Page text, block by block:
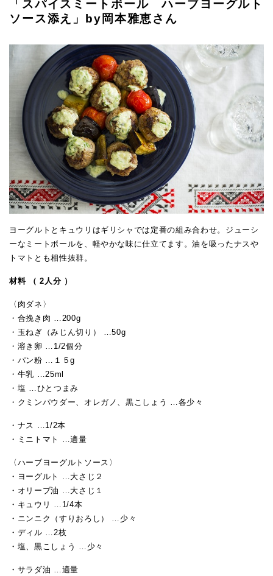
「スパイスミートボール ハーブヨーグルト
ソース添え」by岡本雅恵さん
ヨーグルトとキュウリはギリシャでは定番の組み合わせ。ジューシ
ーなミートボールを、軽やかな味に仕立てます。油を吸ったナスや
トマトとも相性抜群。
材料 （ 2人分 ）
〈肉ダネ〉
・合挽き肉 …200g
・玉ねぎ（みじん切り） …50g
・溶き卵 …1/2個分
・パン粉 …１５g
・牛乳 …25ml
・塩 …ひとつまみ
・クミンパウダー、オレガノ、黒こしょう …各少々
・ナス …1/2本
・ミニトマト …適量
〈ハーブヨーグルトソース〉
・ヨーグルト …大さじ２
・オリーブ油 …大さじ１
・キュウリ …1/4本
・ニンニク（すりおろし） …少々
・ディル …2枝
・塩、黒こしょう …少々
・サラダ油 …適量